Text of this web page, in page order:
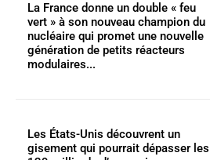
La France donne un double « feu
vert » à son nouveau champion du
nucléaire qui promet une nouvelle
génération de petits réacteurs
modulaires...
Les États-Unis découvrent un
gisement qui pourrait dépasser les